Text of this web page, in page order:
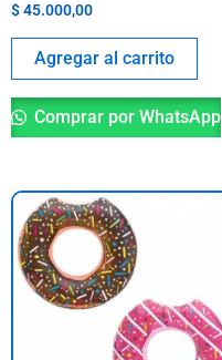
$45.000,00
Agregar al carrito
Comprar por WhatsApp